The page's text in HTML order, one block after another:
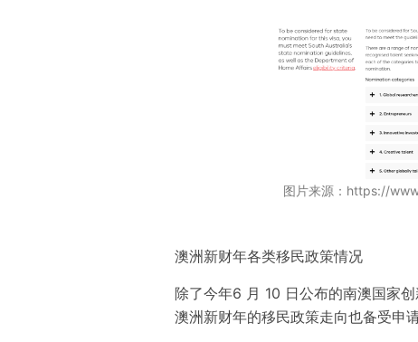
图片来源 ： https://
澳洲新财年各类移民政策情况
除了今年6 月 10 日公布的南澳国家
澳洲新财年的移民政策走向也备受申